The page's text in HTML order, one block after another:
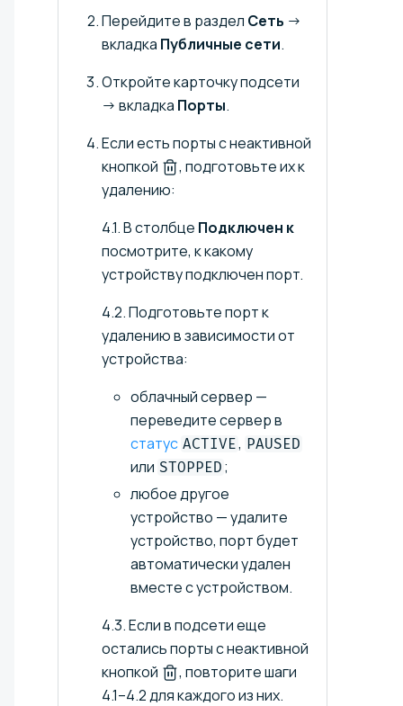
Перейдите в раздел Сеть →
вкладка Публичные сети.
Откройте карточку подсети
→ вкладка Порты.
Если есть порты с неактивной
кнопкой
, подготовьте их к
удалению:
4.1. В столбце Подключен к
посмотрите, к какому
устройству подключен порт.
4.2. Подготовьте порт к
удалению в зависимости от
устройства:
облачный сервер —
переведите сервер в
статус ACTIVE, PAUSED
или STOPPED ;
любое другое
устройство — удалите
устройство, порт будет
автоматически удален
вместе с устройством.
4.3. Если в подсети еще
остались порты с неактивной
кнопкой
, повторите шаги
4.1–4.2 для каждого из них.